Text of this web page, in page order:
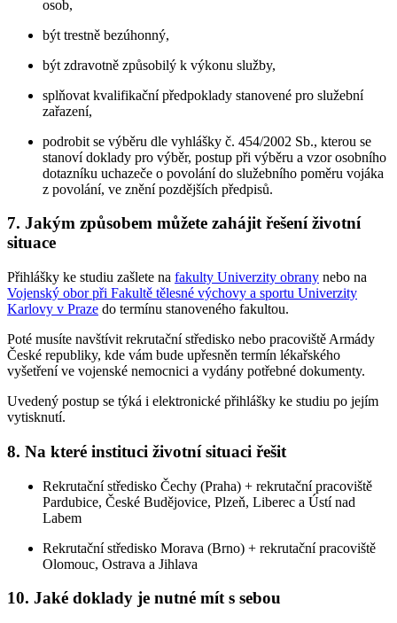
osob,
být trestně bezúhonný,
být zdravotně způsobilý k výkonu služby,
splňovat kvalifikační předpoklady stanovené pro služební
zařazení,
podrobit se výběru dle vyhlášky č. 454/2002 Sb., kterou se
stanoví doklady pro výběr, postup při výběru a vzor osobního
dotazníku uchazeče o povolání do služebního poměru vojáka
z povolání, ve znění pozdějších předpisů.
7. Jakým způsobem můžete zahájit řešení životní
situace
Přihlášky ke studiu zašlete na fakulty Univerzity obrany nebo na
Vojenský obor při Fakultě tělesné výchovy a sportu Univerzity
Karlovy v Praze do termínu stanoveného fakultou.
Poté musíte navštívit rekrutační středisko nebo pracoviště Armády
České republiky, kde vám bude upřesněn termín lékařského
vyšetření ve vojenské nemocnici a vydány potřebné dokumenty.
Uvedený postup se týká i elektronické přihlášky ke studiu po jejím
vytisknutí.
8. Na které instituci životní situaci řešit
Rekrutační středisko Čechy (Praha) + rekrutační pracoviště
Pardubice, České Budějovice, Plzeň, Liberec a Ústí nad
Labem
Rekrutační středisko Morava (Brno) + rekrutační pracoviště
Olomouc, Ostrava a Jihlava
10. Jaké doklady je nutné mít s sebou